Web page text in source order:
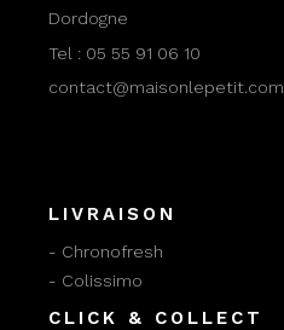
Dordogne
Tel : 05 55 91 06 10
contact@maisonlepetit.com
LIVRAISON
- Chronofresh
- Colissimo
CLICK & COLLECT